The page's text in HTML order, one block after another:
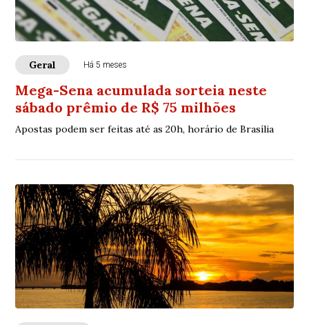
Geral Há 5 meses
Mega-Sena acumulada sorteia neste
sábado prêmio de R$ 75 milhões
Apostas podem ser feitas até as 20h, horário de Brasília